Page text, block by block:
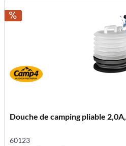
Douche de camping pliable
60123